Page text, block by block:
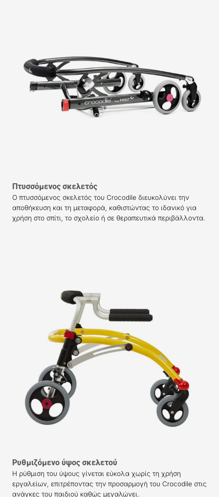
Πτυσσόμενος σκελετός
Ο πτυσσόμενος σκελετός του Crocodile διευκολύνει την
αποθήκευση και τη μεταφορά, καθιστώντας το ιδανικό για
χρήση στο σπίτι, το σχολείο ή σε θεραπευτικά περιβάλλοντα.
Ρυθμιζόμενο ύψος σκελετού
Η ρύθμιση του ύψους γίνεται εύκολα χωρίς τη χρήση
εργαλείων, επιτρέποντας την προσαρμογή του Crocodile στις
ανάγκες του παιδιού καθώς μεγαλώνει.